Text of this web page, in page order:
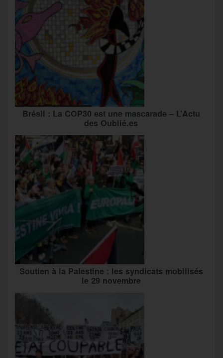
Brésil : La COP30 est une mascarade – L’Actu
des Oublié.es
Soutien à la Palestine : les syndicats mobilisés
le 29 novembre